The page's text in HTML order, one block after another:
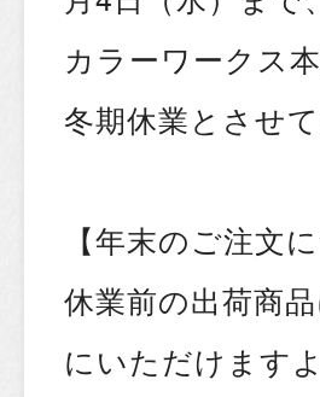
カラーワークス
冬期休業とさせ
【年末のご注文
休業前の出荷商
にいただけます